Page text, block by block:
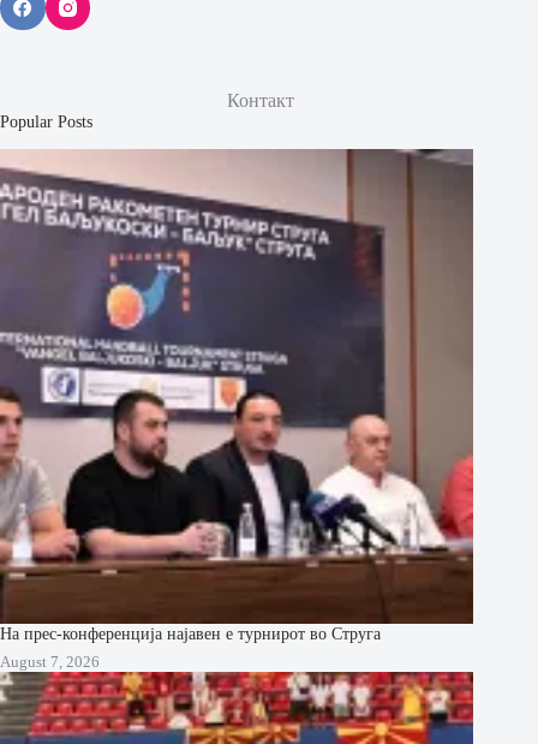
Контакт
Popular Posts
На прес-конференција најавен е турнирот во Струга
August 7, 2026